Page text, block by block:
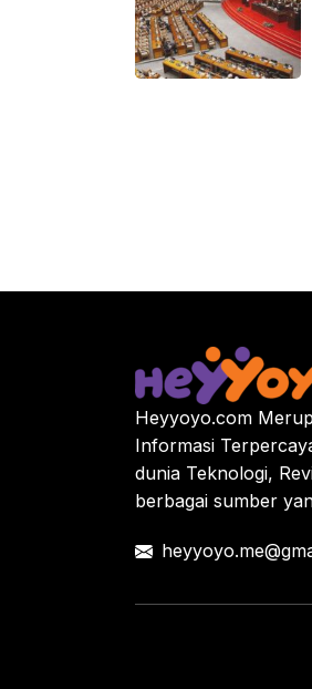
Heyyoyo.com
Informasi
dunia Teknologi,
berbagai sumber